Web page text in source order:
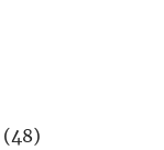
(48)